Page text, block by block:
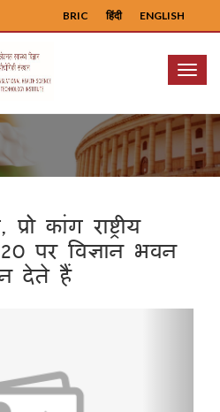
ENGLISH
हिंदी
BRIC
Menu
कांग राष्ट्रीय
पर विज्ञान भवन
देते हैं